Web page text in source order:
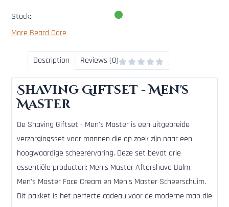
Stock:
More Beard Care
Description Reviews (0)
Shaving Giftset - Men's
Master
De Shaving Giftset - Men's Master is een uitgebreide
verzorgingsset voor mannen die op zoek zijn naar een
hoogwaardige scheerervaring. Deze set bevat drie
essentiële producten: Men's Master Aftershave Balm,
Men's Master Face Cream en Men's Master Scheerschuim.
Dit pakket is het perfecte cadeau voor de moderne man die